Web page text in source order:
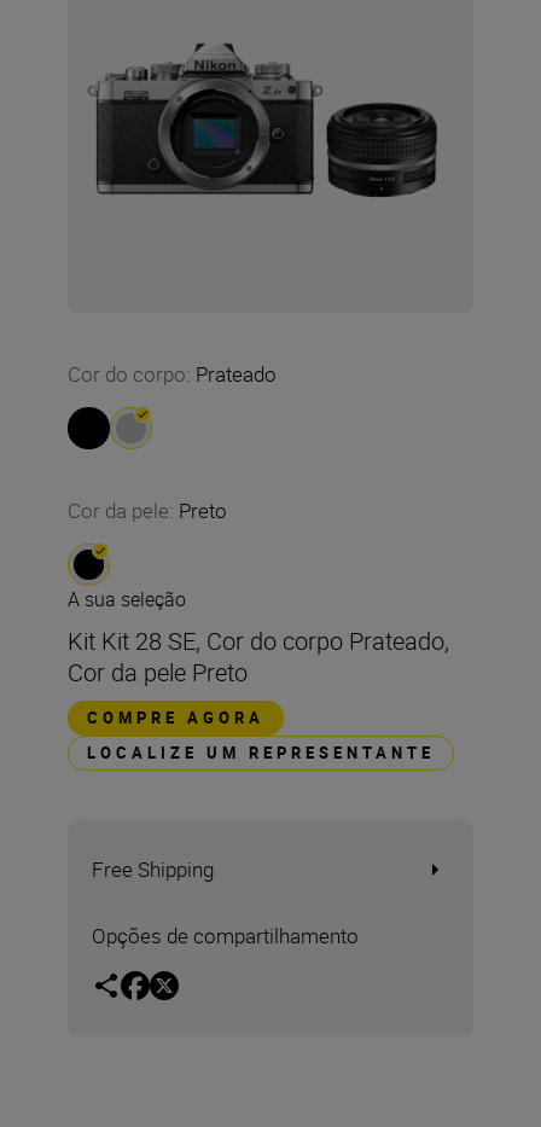
Cor do corpo: Prateado
Cor da pele: Preto
A sua seleção
Kit Kit 28 SE, Cor do corpo Prateado,
Cor da pele Preto
COMPRE AGORA
LOCALIZE UM REPRESENTANTE
Free Shipping
Opções de compartilhamento